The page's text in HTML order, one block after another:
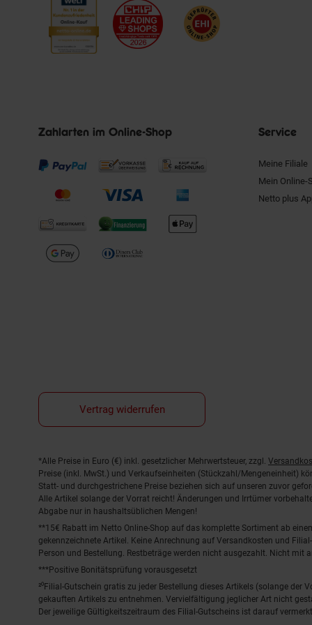
Zahlarten im Online-Shop Service
Meine Filiale
Mein Online-
Netto plus
Vertrag widerrufen
Fußnoten
*Alle Preise in Euro (€) inkl. gesetzlicher Mehrwertsteuer, zzgl.
Preise (inkl. MwSt.) und Verkaufseinheiten (Stückzahl/Mengeneinheit)
Statt- und durchgestrichene Preise beziehen sich auf unseren zuvor
Alle Artikel solange der Vorrat reicht! Änderungen und Irrtümer
Abgabe nur in haushaltsüblichen Mengen!
**15€ Rabatt im Netto Online-Shop auf das komplette Sortiment ab
gekennzeichnete Artikel. Keine Anrechnung auf Versandkosten und
Person und Bestellung. Restbeträge werden nicht ausgezahlt. Nicht mit
***Positive Bonitätsprüfung vorausgesetzt
²⁰Filial-Gutschein gratis zu jeder Bestellung dieses Artikels (solange
gekauften Artikels zu entnehmen. Vervielfältigung jeglicher Art nicht
Der jeweilige Gültigkeitszeitraum des Filial-Gutscheins ist darauf vermerkt.